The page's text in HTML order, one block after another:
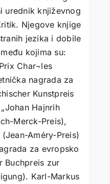
urednik književnog
Njegove knjige
jezika i dobile
kojima su:
Char¬les
nagrada za
Kunstpreis
Hajnrih
Merck-Preis),
Améry-Preis)
za evropsko
Buchpreis zur
Karl-Markus